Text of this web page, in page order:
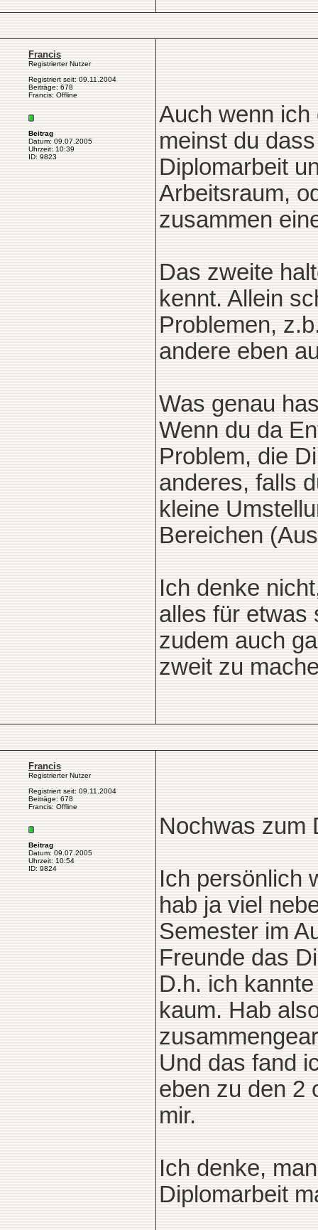
Francis
Registrierter Nutzer
Registriert seit: 09.11.2004
Beiträge: 678
Francis: Offline
Beitrag
Datum: 09.07.2005
Uhrzeit: 10:39
ID: 9823
Auch wenn ich
meinst du
Diplomarbeit
Arbeitsraum,
zusammen
Das zweite
kennt. Allein
Problemen,
andere eben
Was genau
Wenn du da
Problem, die
anderes, falls
kleine
Bereichen
Ich denke
alles für etwas
zudem auch
zweit zu
Francis
Registrierter Nutzer
Registriert seit: 09.11.2004
Beiträge: 678
Francis: Offline
Beitrag
Datum: 09.07.2005
Uhrzeit: 10:54
ID: 9824
Nochwas zum
Ich persönlich
hab ja viel
Semester im
Freunde das
D.h. ich
kaum. Hab
Und das fand
eben zu den 2
mir.
Ich denke,
Diplomarbeit